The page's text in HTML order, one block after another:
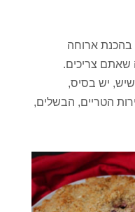
ארוחה
שאתם צריכים.
יש בסיס,
הטריים, הבשלים,